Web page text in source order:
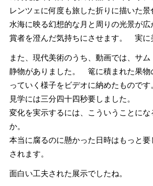
レンツェに何度も旅した折りに描いた景
水海に映る幻想的な月と周りの光景が
賞者を澄んだ気持ちにさせます。 実に
また、現代美術のうち、動画では、サ
静物がありました。 篭に積まれた果物
っていく様子をビデオに納めたものです
見学には三分四十四秒要しました。
変化を実示するには、こういうことにな
か。
本当に腐るのに懸かった日時はもっと要
されます。
面白い工夫された展示でしたね。